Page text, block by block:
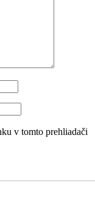
v tomto prehliadači